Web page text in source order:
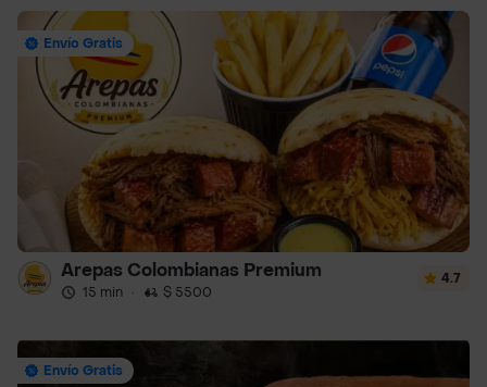
Envío Gratis
Arepas Colombianas Premium
15 min · $ 5500
4.7
Envío Gratis